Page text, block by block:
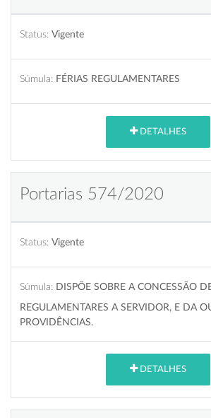
Status: Vigente
Súmula: FÉRIAS REGULAMENTARES
DETALHES
Portarias 574/2020
Status: Vigente
Súmula: DISPÕE SOBRE A CONCESSÃO
REGULAMENTARES A SERVIDOR, E DA
PROVIDÊNCIAS.
DETALHES